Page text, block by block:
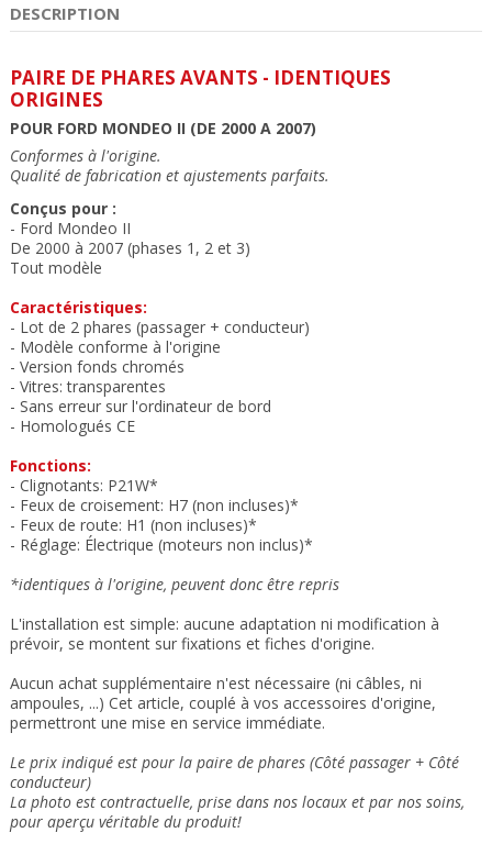
DESCRIPTION
PAIRE DE PHARES AVANTS - IDENTIQUES
ORIGINES
POUR FORD MONDEO II (DE 2000 A 2007)
Conformes à l'origine.
Qualité de fabrication et ajustements parfaits.
Conçus pour :
- Ford Mondeo II
De 2000 à 2007 (phases 1, 2 et 3)
Tout modèle
Caractéristiques:
- Lot de 2 phares (passager + conducteur)
- Modèle conforme à l'origine
- Version fonds chromés
- Vitres: transparentes
- Sans erreur sur l'ordinateur de bord
- Homologués CE
Fonctions:
- Clignotants: P21W*
- Feux de croisement: H7 (non incluses)*
- Feux de route: H1 (non incluses)*
- Réglage: Électrique (moteurs non inclus)*
*identiques à l'origine, peuvent donc être repris
L'installation est simple: aucune adaptation ni modification à
prévoir, se montent sur fixations et fiches d'origine.
Aucun achat supplémentaire n'est nécessaire (ni câbles, ni
ampoules, ...) Cet article, couplé à vos accessoires d'origine,
permettront une mise en service immédiate.
Le prix indiqué est pour la paire de phares (Côté passager + Côté
conducteur)
La photo est contractuelle, prise dans nos locaux et par nos soins,
pour aperçu véritable du produit!